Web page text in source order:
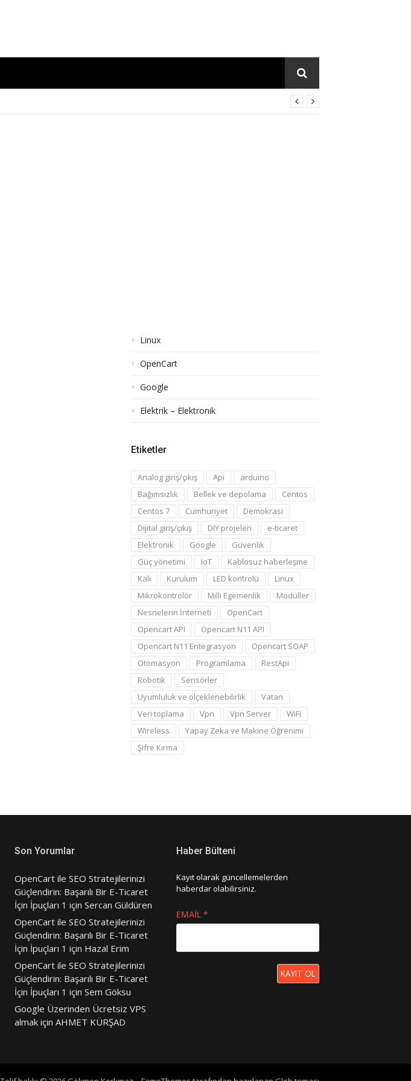
Linux
OpenCart
Google
Elektrik – Elektronik
Etiketler
Analog giriş/çıkış Api
arduino
Bağımsızlık
Bellek ve depolama
Centos
Centos 7
Cumhuriyet
Demokrasi
Dijital giriş/çıkış
DIY projeleri
e-ticaret
Elektronik
Google
Güvenlik
Güç yönetimi
IoT
Kablosuz haberleşme
Kali
Kurulum LED kontrolü
Linux
Mikrokontrolör
Milli Egemenlik
Modüller
Nesnelerin İnterneti
OpenCart
Opencart API
Opencart N11 API
Opencart N11 Entegrasyon
Opencart SOAP
Otomasyon
Programlama
RestApi
Robotik
Sensörler
Uyumluluk ve ölçeklenebilirlik
Vatan
Veri toplama
Vpn Vpn Server
WiFi
Wireless
Yapay Zeka ve Makine Öğrenimi
Şifre Kırma
Son Yorumlar
OpenCart ile SEO Stratejilerinizi
Güçlendirin: Başarılı Bir E-Ticaret
İçin İpuçları 1 için Sercan Güldüren
OpenCart ile SEO Stratejilerinizi
Güçlendirin: Başarılı Bir E-Ticaret
İçin İpuçları 1 için Hazal Erim
OpenCart ile SEO Stratejilerinizi
Güçlendirin: Başarılı Bir E-Ticaret
İçin İpuçları 1 için Sem Göksu
Google Üzerinden Ücretsiz VPS
almak için AHMET KÜRŞAD
Haber Bülteni
Kayıt olarak güncellemelerden
haberdar olabilirsiniz.
EMAIL *
KAYIT OL